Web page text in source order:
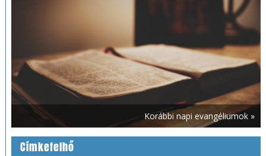
Korábbi napi evangéliumok »
Címkefelhő